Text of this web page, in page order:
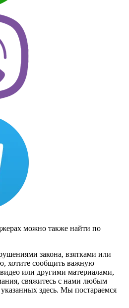
можно также найти по
закона, взятками или
хотите сообщить важную
или другими материалами,
свяжитесь с нами любым
здесь. Мы постараемся